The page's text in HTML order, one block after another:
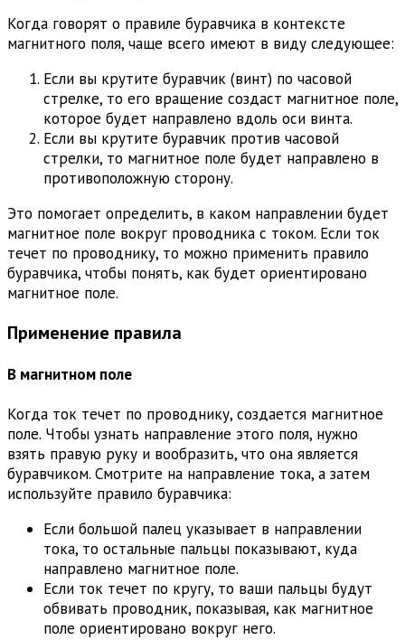
Когда говорят о правиле буравчика в контексте
магнитного поля, чаще всего имеют в виду следующее:
Если вы крутите буравчик (винт) по часовой
стрелке, то его вращение создаст магнитное поле,
которое будет направлено вдоль оси винта.
Если вы крутите буравчик против часовой
стрелки, то магнитное поле будет направлено в
противоположную сторону.
Это помогает определить, в каком направлении будет
магнитное поле вокруг проводника с током. Если ток
течет по проводнику, то можно применить правило
буравчика, чтобы понять, как будет ориентировано
магнитное поле.
Применение правила
В магнитном поле
Когда ток течет по проводнику, создается магнитное
поле. Чтобы узнать направление этого поля, нужно
взять правую руку и вообразить, что она является
буравчиком. Смотрите на направление тока, а затем
используйте правило буравчика:
Если большой палец указывает в направлении
тока, то остальные пальцы показывают, куда
направлено магнитное поле.
Если ток течет по кругу, то ваши пальцы будут
обвивать проводник, показывая, как магнитное
поле ориентировано вокруг него.